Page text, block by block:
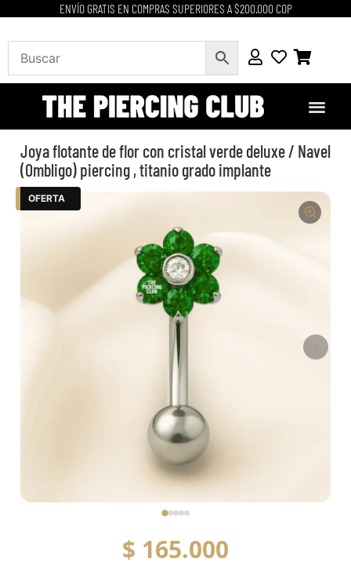
ENVÍO GRATIS EN COMPRAS SUPERIORES A $200.000 COP
Joya flotante de flor con cristal verde deluxe / Navel
(Ombligo) piercing , titanio grado implante
OFERTA
›
$ 165.000